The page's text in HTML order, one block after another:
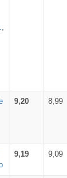
9,20 8,99
9,19 9,09